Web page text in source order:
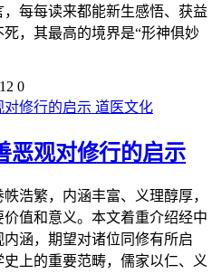
每每读来都能新生感悟、获益
死，其最高的境界是“形神俱妙
0
道医文化
恶观对修行的启示
浩繁，内涵丰富、义理醇厚，
值和意义。本文着重介绍经中
涵，期望对诸位同修有所启
上的重要范畴，儒家以仁、义